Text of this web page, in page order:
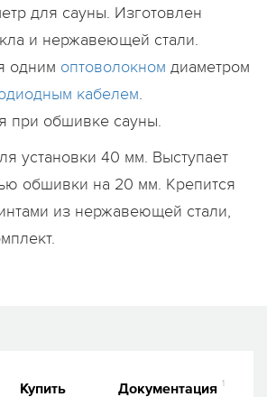
для сауны. Изготовлен
и нержавеющей стали.
одним оптоволокном диаметром
кабелем.
при обшивке сауны.
установки 40 мм. Выступает
обшивки на 20 мм. Крепится
из нержавеющей стали,
Купить Документация 1